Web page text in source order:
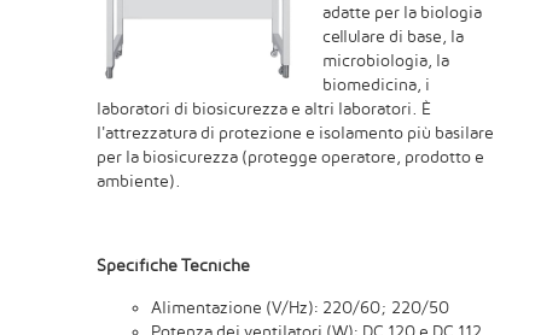
adatte per la biologia
cellulare di base, la
microbiologia, la
biomedicina, i
laboratori di biosicurezza e altri laboratori. È
l'attrezzatura di protezione e isolamento più basilare
per la biosicurezza (protegge operatore, prodotto e
ambiente).
Specifiche Tecniche
Alimentazione (V/Hz): 220/60; 220/50